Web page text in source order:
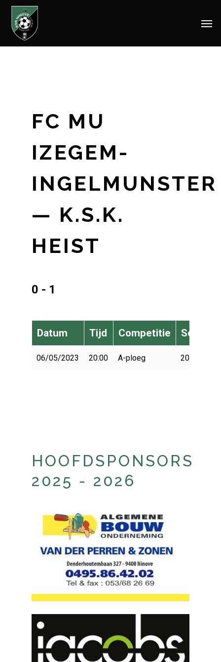
Skip
FC MU
IZEGEM-
INGELMUNSTER
— K.S.K.
HEIST
0 - 1
Datum Tijd Competitie Seizoen
06/05/2023 20:00 A-ploeg 2022-2023
HOOFDSPONSORS
2025 - 2026